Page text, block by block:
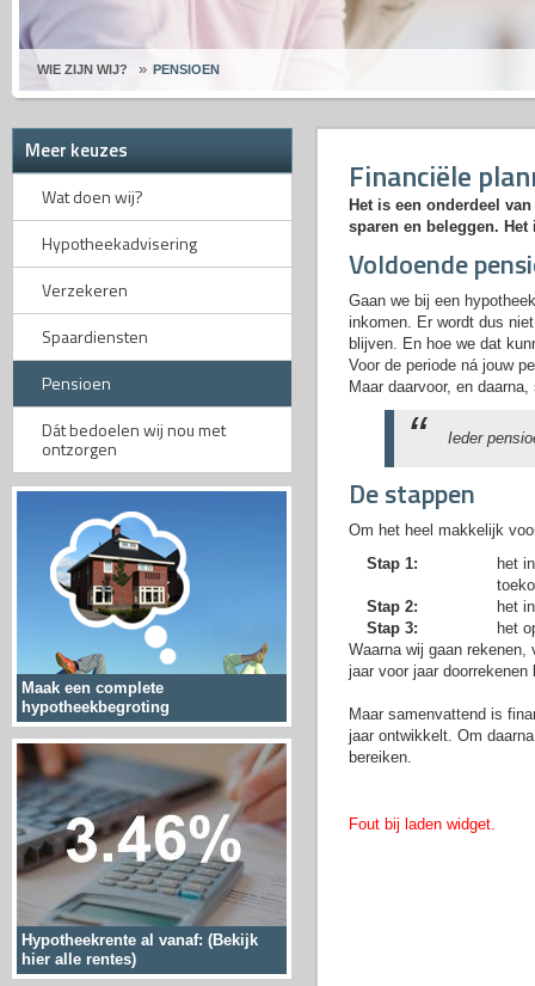
WIE ZIJN WIJ? PENSIOEN
Meer keuzes
Wat doen wij?
Hypotheekadvisering
Verzekeren
Spaardiensten
Pensioen
Dát bedoelen wij nou met
ontzorgen
Maak een complete
hypotheekbegroting
Hypotheekrente al vanaf: (Bekijk
hier alle rentes)
Financiële
Het is een onderdeel
sparen en beleggen.
Voldoende
Gaan we bij een
inkomen. Er wordt dus
blijven. En hoe we dat
Voor de periode ná jouw
Maar daarvoor, en
Ieder
De stappen
Om het heel makkelijk
Stap 1:
het
Stap 2:
het
Stap 3:
het
Waarna wij gaan
jaar voor jaar
Maar samenvattend is
jaar ontwikkelt. Om
bereiken.
Fout bij laden widget.